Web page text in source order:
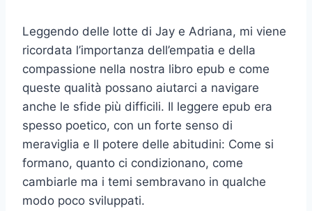
Leggendo delle lotte di Jay e Adriana, mi viene
ricordata l’importanza dell’empatia e della
compassione nella nostra libro epub e come
queste qualità possano aiutarci a navigare
anche le sfide più difficili. Il leggere epub era
spesso poetico, con un forte senso di
meraviglia e Il potere delle abitudini: Come si
formano, quanto ci condizionano, come
cambiarle ma i temi sembravano in qualche
modo poco sviluppati.